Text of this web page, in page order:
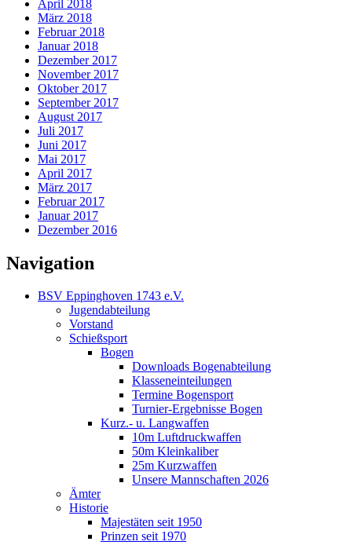
April 2018
März 2018
Februar 2018
Januar 2018
Dezember 2017
November 2017
Oktober 2017
September 2017
August 2017
Juli 2017
Juni 2017
Mai 2017
April 2017
März 2017
Februar 2017
Januar 2017
Dezember 2016
Navigation
BSV Eppinghoven 1743 e.V.
Jugendabteilung
Vorstand
Schießsport
Bogen
Downloads Bogenabteilung
Klasseneinteilungen
Termine Bogensport
Turnier-Ergebnisse Bogen
Kurz.- u. Langwaffen
10m Luftdruckwaffen
50m Kleinkaliber
25m Kurzwaffen
Unsere Mannschaften 2026
Ämter
Historie
Majestäten seit 1950
Prinzen seit 1970